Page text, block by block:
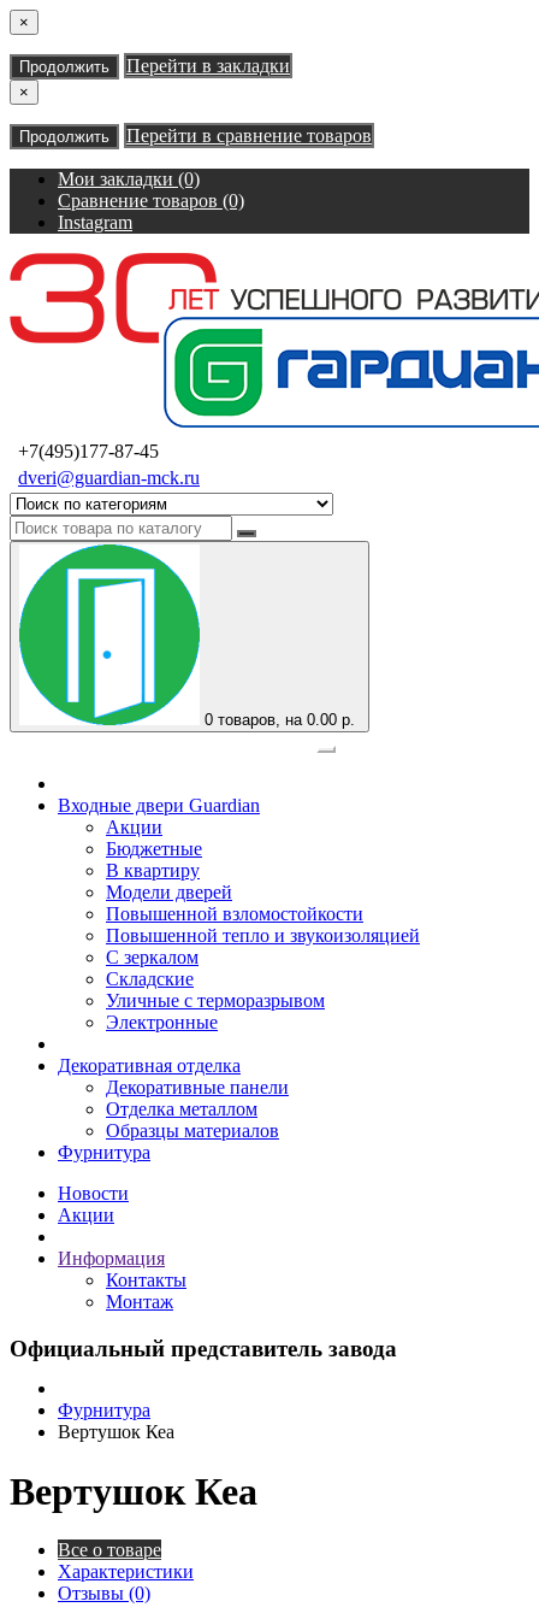
×
Продолжить Перейти в закладки
×
Продолжить Перейти в сравнение товаров
Мои закладки (0)
Сравнение товаров (0)
Instagram
+7(495)177-87-45
dveri@guardian-mck.ru
0 товаров, на 0.00 р.
Входные двери Guardian
Акции
Бюджетные
В квартиру
Модели дверей
Повышенной взломостойкости
Повышенной тепло и звукоизоляцией
С зеркалом
Складские
Уличные с терморазрывом
Электронные
Декоративная отделка
Декоративные панели
Отделка металлом
Образцы материалов
Фурнитура
Новости
Акции
Информация
Контакты
Монтаж
Официальный представитель завода
Фурнитура
Вертушок Кеа
Вертушок Кеа
Все о товаре
Характеристики
Отзывы (0)